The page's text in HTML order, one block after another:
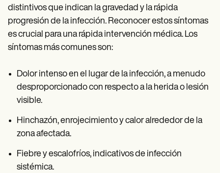
distintivos que indican la gravedad y la rápida
progresión de la infección. Reconocer estos síntomas
es crucial para una rápida intervención médica. Los
síntomas más comunes son:
Dolor intenso en el lugar de la infección, a menudo
desproporcionado con respecto a la herida o lesión
visible.
Hinchazón, enrojecimiento y calor alrededor de la
zona afectada.
Fiebre y escalofríos, indicativos de infección
sistémica.